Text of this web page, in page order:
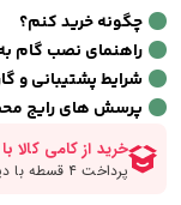
چگونه خرید کنم؟
راهنمای نصب گام
شرایط پشتیبانی و
پرسش های رایج